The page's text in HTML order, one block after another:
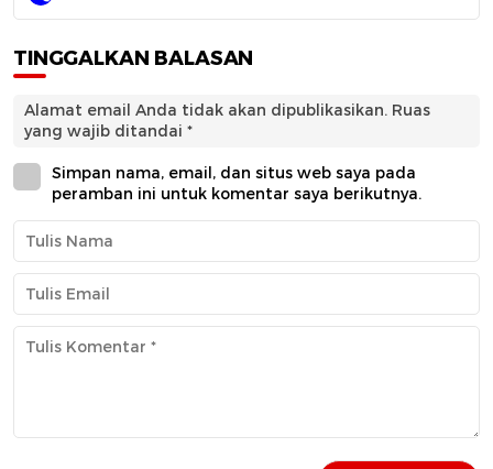
TINGGALKAN BALASAN
Alamat email Anda tidak akan dipublikasikan. Ruas
yang wajib ditandai *
Simpan nama, email, dan situs web saya pada
peramban ini untuk komentar saya berikutnya.